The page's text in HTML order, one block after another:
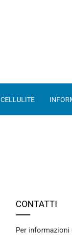
CELLULITE
CONTATTI
Per